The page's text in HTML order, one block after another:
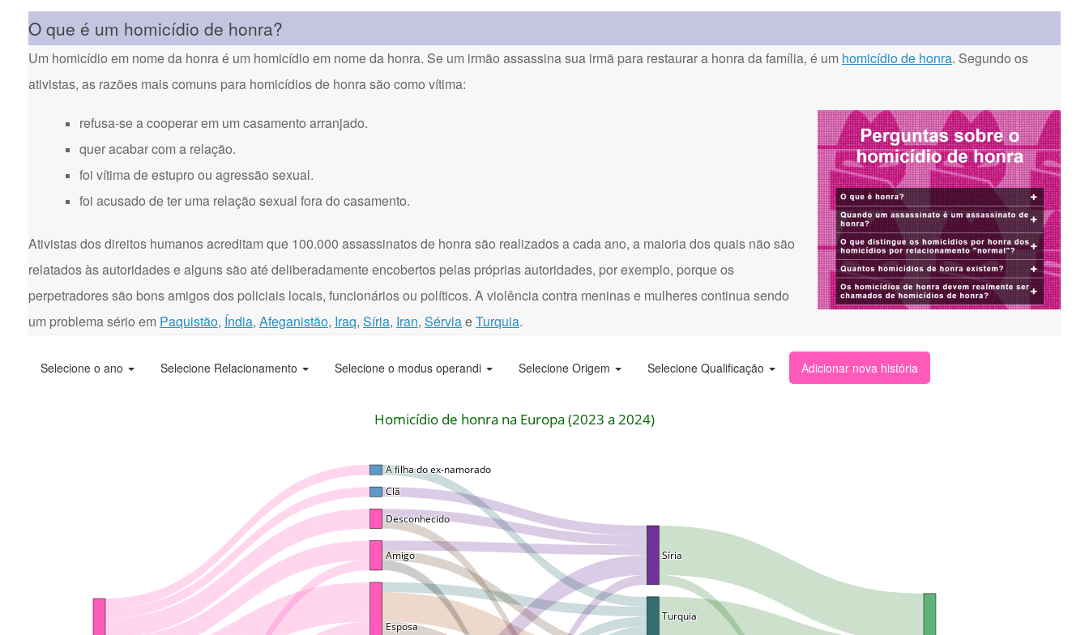
O que é um homicídio de honra?
Um homicídio em nome da honra é um homicídio em nome da honra. Se um irmão assassina sua irmã para restaurar a honra da família, é um homicídio de honra. Segundo os
ativistas, as razões mais comuns para homicídios de honra são como vítima:
refusa-se a cooperar em um casamento arranjado.
quer acabar com a relação.
foi vítima de estupro ou agressão sexual.
foi acusado de ter uma relação sexual fora do casamento.
Ativistas dos direitos humanos acreditam que 100.000 assassinatos de honra são realizados a cada ano, a maioria dos quais não são
relatados às autoridades e alguns são até deliberadamente encobertos pelas próprias autoridades, por exemplo, porque os
perpetradores são bons amigos dos policiais locais, funcionários ou políticos. A violência contra meninas e mulheres continua sendo
um problema sério em Paquistão, Índia, Afeganistão, Iraq, Síria, Iran, SérviaeTurquia.